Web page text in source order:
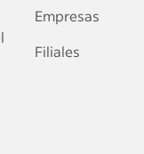
Empresas
Filiales